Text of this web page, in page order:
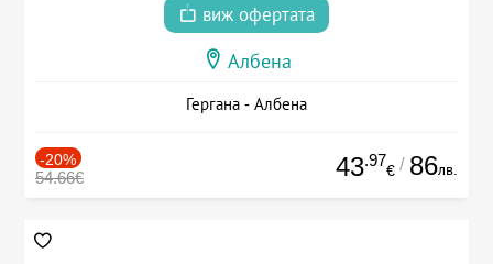
виж офертата
Албена
Гергана - Албена
-20%
54.66€ 43.97
€ / 86лв.